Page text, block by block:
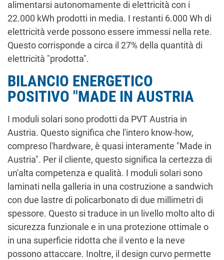
alimentarsi autonomamente di elettricità con i
22.000 kWh prodotti in media. I restanti 6.000 Wh di
elettricità verde possono essere immessi nella rete.
Questo corrisponde a circa il 27% della quantità di
elettricità "prodotta".
BILANCIO ENERGETICO
POSITIVO "MADE IN AUSTRIA
I moduli solari sono prodotti da PVT Austria in
Austria. Questo significa che l'intero know-how,
compreso l'hardware, è quasi interamente "Made in
Austria". Per il cliente, questo significa la certezza di
un'alta competenza e qualità. I moduli solari sono
laminati nella galleria in una costruzione a sandwich
con due lastre di policarbonato di due millimetri di
spessore. Questo si traduce in un livello molto alto di
sicurezza funzionale e in una protezione ottimale o
in una superficie ridotta che il vento e la neve
possono attaccare. Inoltre, il design curvo permette